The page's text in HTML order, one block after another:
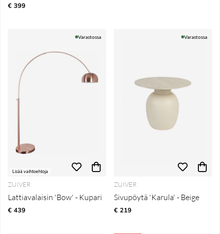
€ 399
Lisää vaihtoehtoja
Varastossa
ZUIVER
Lattiavalaisin 'Bow' - Kupari
€ 439
Varastossa
ZUIVER
Sivupöytä 'Karula' - Beige
€ 219